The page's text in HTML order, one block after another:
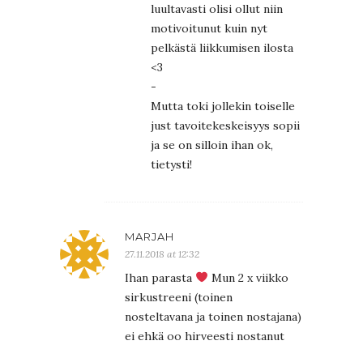
luultavasti olisi ollut niin
motivoitunut kuin nyt
pelkästä liikkumisen ilosta
<3
-
Mutta toki jollekin toiselle
just tavoitekeskeisyys sopii
ja se on silloin ihan ok,
tietysti!
MARJAH
27.11.2018 at 12:32
Ihan parasta
Mun 2 x viikko
sirkustreeni (toinen
nosteltavana ja toinen nostajana)
ei ehkä oo hirveesti nostanut